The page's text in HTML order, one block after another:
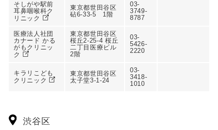
そしがや駅前
耳鼻咽喉科ク
リニック
東京都世田谷区
砧6-33-5 1階
03-
3749-
8787
医療法人社団
カナード かる
がもクリニッ
ク
東京都世田谷区
桜丘2-25-4 桜丘
二丁目医療ビル
2階
03-
5426-
2220
キラリこども
クリニック
東京都世田谷区
太子堂3-1-24
03-
3418-
1010
渋谷区